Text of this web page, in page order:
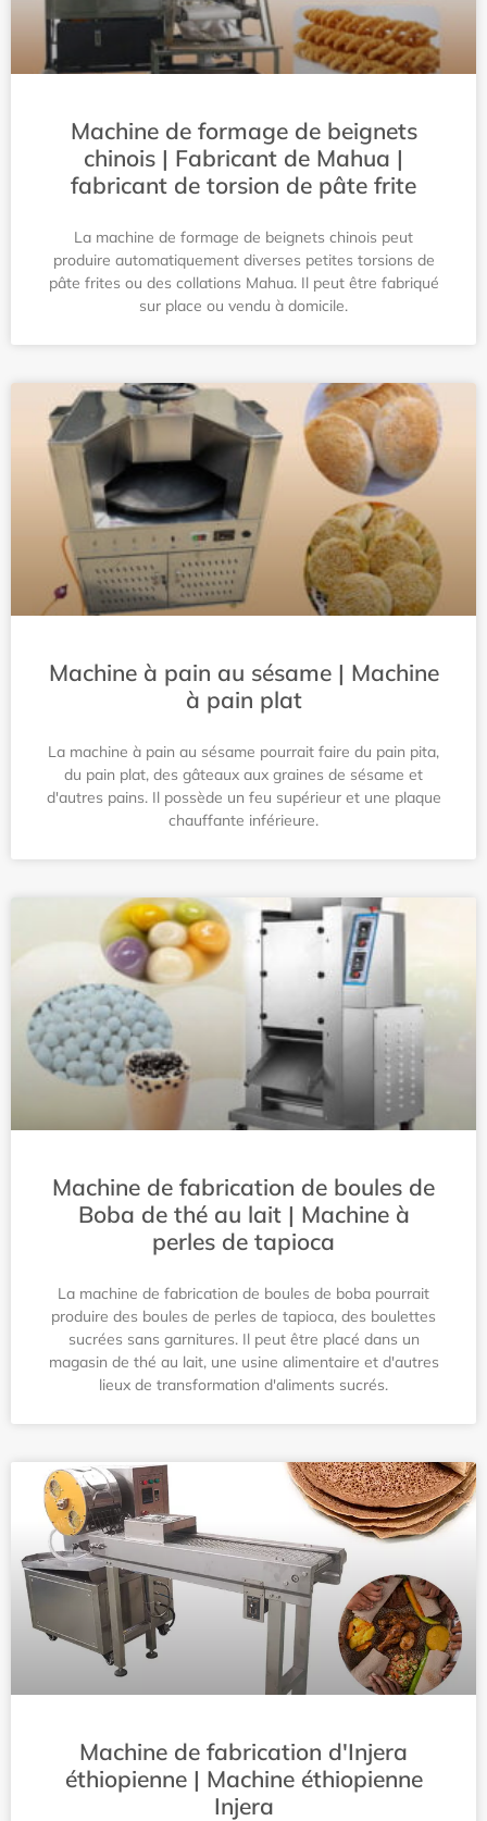
Machine de formage de beignets
chinois | Fabricant de Mahua |
fabricant de torsion de pâte frite
La machine de formage de beignets chinois peut
produire automatiquement diverses petites torsions de
pâte frites ou des collations Mahua. Il peut être fabriqué
sur place ou vendu à domicile.
Machine à pain au sésame | Machine
à pain plat
La machine à pain au sésame pourrait faire du pain pita,
du pain plat, des gâteaux aux graines de sésame et
d'autres pains. Il possède un feu supérieur et une plaque
chauffante inférieure.
Machine de fabrication de boules de
Boba de thé au lait | Machine à
perles de tapioca
La machine de fabrication de boules de boba pourrait
produire des boules de perles de tapioca, des boulettes
sucrées sans garnitures. Il peut être placé dans un
magasin de thé au lait, une usine alimentaire et d'autres
lieux de transformation d'aliments sucrés.
Machine de fabrication d'Injera
éthiopienne | Machine éthiopienne
Injera